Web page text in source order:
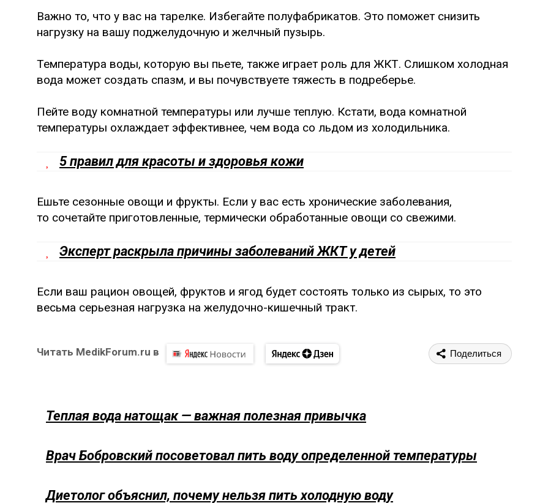
Важно то, что у вас на тарелке. Избегайте полуфабрикатов. Это поможет снизить
нагрузку на вашу поджелудочную и желчный пузырь.
Температура воды, которую вы пьете, также играет роль для ЖКТ. Слишком холодная
вода может создать спазм, и вы почувствуете тяжесть в подреберье.
Пейте воду комнатной температуры или лучше теплую. Кстати, вода комнатной
температуры охлаждает эффективнее, чем вода со льдом из холодильника.
5 правил для красоты и здоровья кожи
Ешьте сезонные овощи и фрукты. Если у вас есть хронические заболевания,
то сочетайте приготовленные, термически обработанные овощи со свежими.
Эксперт раскрыла причины заболеваний ЖКТ у детей
Если ваш рацион овощей, фруктов и ягод будет состоять только из сырых, то это
весьма серьезная нагрузка на желудочно-кишечный тракт.
Читать MedikForum.ru в Поделиться
Теплая вода натощак — важная полезная привычка
Врач Бобровский посоветовал пить воду определенной температуры
Диетолог объяснил, почему нельзя пить холодную воду